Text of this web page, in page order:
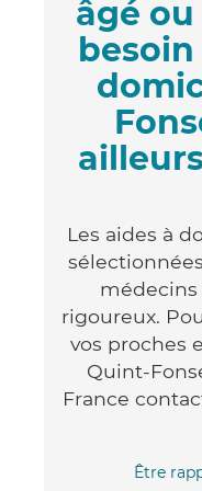
âgé
Les aides à
médecins
rigoureux.
vos proches
Quint-
France
Être